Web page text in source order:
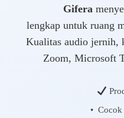
Gifera
lengkap untuk ruang
Kualitas audio jernih,
Zoom, Microsoft
• Cocok